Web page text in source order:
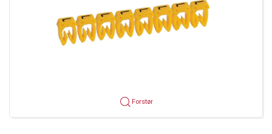
Forstør